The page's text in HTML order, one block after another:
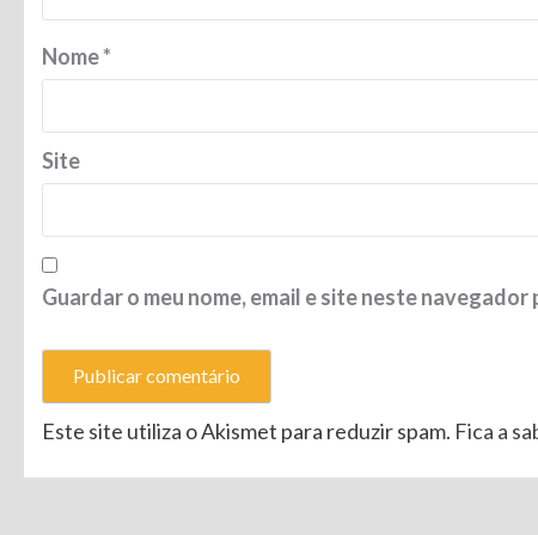
Nome*
Site
Guardar o meu nome, email e site neste
Este site utiliza o Akismet para reduzir spam. Fica a